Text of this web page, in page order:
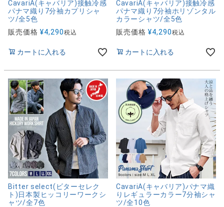
CavariA(キャバリア)接触冷感
パナマ織り7分袖カプリシャ
ツ/全5色
販売価格 ¥4,290税込
カートに入れる
CavariA(キャバリア)接触冷感
パナマ織り7分袖ホリゾンタル
カラーシャツ/全5色
販売価格 ¥4,290税込
カートに入れる
Bitter select(ビターセレク
ト)日本製ヒッコリーワークシ
ャツ/全7色
CavariA(キャバリア)パナマ織
りレギュラーカラー7分袖シャ
ツ/全10色